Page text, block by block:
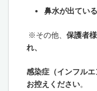
鼻水が出ている
※その他、 保護者
れ、
感染症（インフル
お控えください。